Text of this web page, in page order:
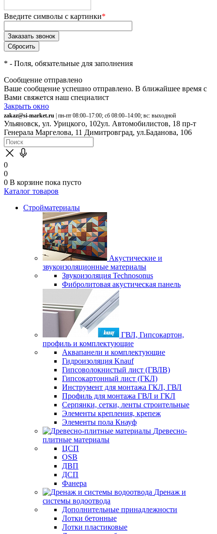
Введите символы с картинки*
* - Поля, обязательные для заполнения
Сообщение отправлено
Ваше сообщение успешно отправлено. В ближайшее время с
Вами свяжется наш специалист
Закрыть окно
zakaz@si-market.ru | пн-пт 08:00–17:00; сб 08:00–14:00; вс: выходной
Ульяновск, ул. Урицкого, 102ул. Автомобилистов, 18 пр-т
Генерала Маргелова, 11 Димитровград, ул.Баданова, 106
0
0
0 В корзине пока пусто
Каталог товаров
Стройматериалы
Акустические и
звукоизоляционные материалы
Звукоизоляция Technosonus
Фибролитовая акустическая панель
ГВЛ, Гипсокартон,
профиль и комплектующие
Аквапанели и комплектующие
Гидроизоляция Knauf
Гипсоволокнистый лист (ГВЛВ)
Гипсокартонный лист (ГКЛ)
Инструмент для монтажа ГКЛ, ГВЛ
Профиль для монтажа ГВЛ и ГКЛ
Серпянки, сетки, ленты строительные
Элементы крепления, крепеж
Элементы пола Кнауф
Древесно-
плитные материалы
ЦСП
OSB
ДВП
ДСП
Фанера
Дренаж и
системы водоотвода
Дополнительные принадлежности
Лотки бетонные
Лотки пластиковые